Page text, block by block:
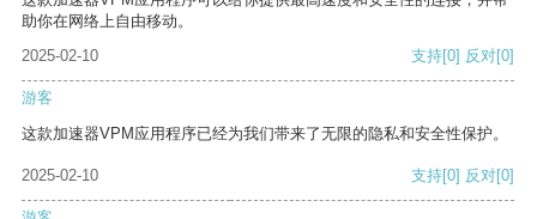
助你在网络上自由移动。
2025-02-10
支持[0] 反对[0]
游客
这款加速器VPM应用程序已经为我们带来了无限的隐私和安全性保护。
2025-02-10 支持[0] 反对[0]